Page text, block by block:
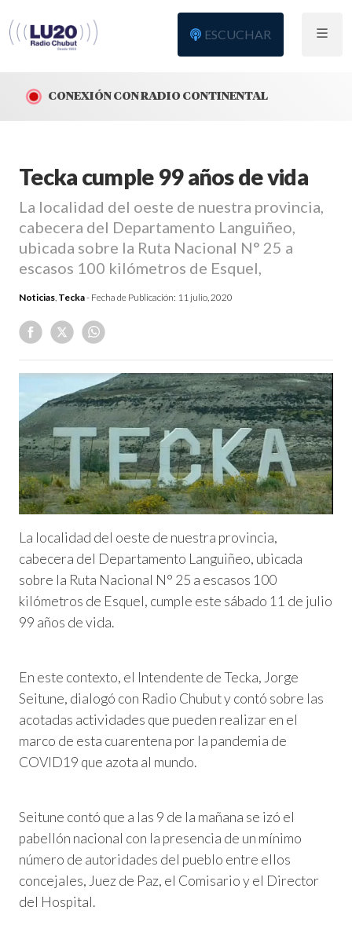
ESCUCHAR
CONEXIÓN CON RADIO CONTINENTAL
Tecka cumple 99 años de vida
La localidad del oeste de nuestra provincia,
cabecera del Departamento Languiñeo,
ubicada sobre la Ruta Nacional N° 25 a
escasos 100 kilómetros de Esquel,
Noticias, Tecka- Fecha de Publicación: 11 julio, 2020
La localidad del oeste de nuestra provincia,
cabecera del Departamento Languiñeo, ubicada
sobre la Ruta Nacional N° 25 a escasos 100
kilómetros de Esquel, cumple este sábado 11 de julio
99 años de vida.
En este contexto, el Intendente de Tecka, Jorge
Seitune, dialogó con Radio Chubut y contó sobre las
acotadas actividades que pueden realizar en el
marco de esta cuarentena por la pandemia de
COVID19 que azota al mundo.
Seitune contó que a las 9 de la mañana se izó el
pabellón nacional con la presencia de un mínimo
número de autoridades del pueblo entre ellos
concejales, Juez de Paz, el Comisario y el Director
del Hospital.